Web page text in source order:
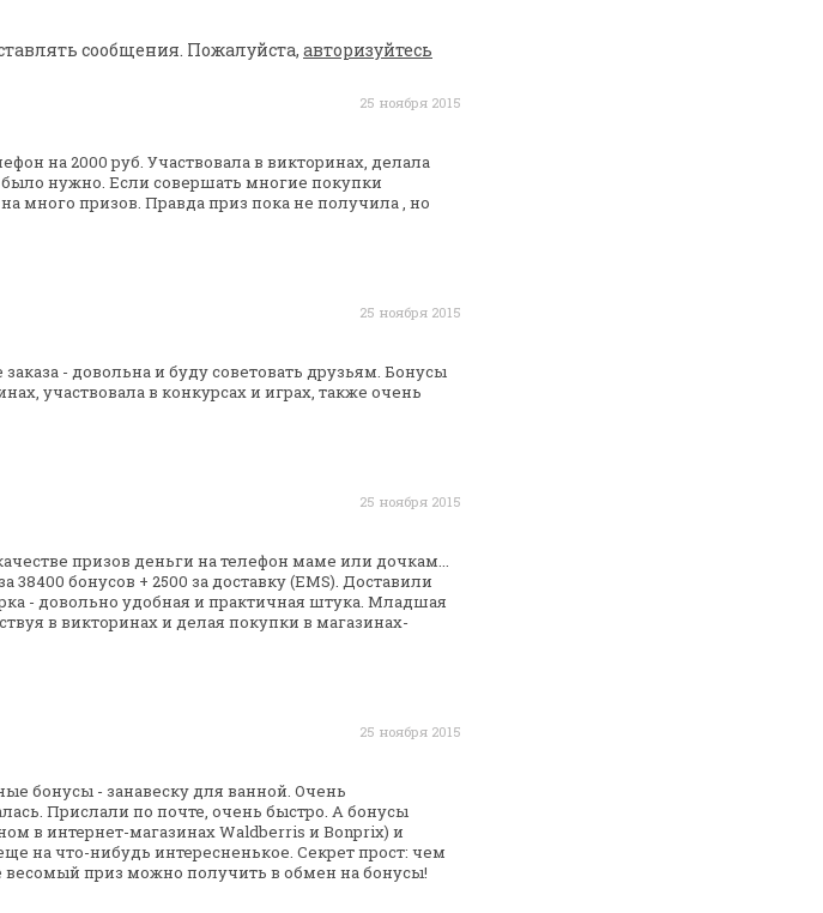
сообщения. Пожалуйста, авторизуйтесь
25 ноября 2015
на 2000руб. Участвовала в викторинах, делала
было нужно. Если совершать многие покупки
много призов. Правда приз пока не получила, но
25 ноября 2015
- довольна и буду советовать друзьям. Бонусы
участвовала в конкурсах и играх, также очень
25 ноября 2015
призов деньги на телефон маме или дочкам...
38400 бонусов + 2500 за доставку (EMS). Доставили
- довольно удобная и практичная штука. Младшая
в викторинах и делая покупки в магазинах-
25 ноября 2015
бонусы - занавеску для ванной. Очень
Прислали по почте, очень быстро. Абонусы
в интернет-магазинах Waldberris и Bonprix) и
на что-нибудь интересненькое. Секрет прост: чем
весомый приз можно получить в обмен на бонусы!